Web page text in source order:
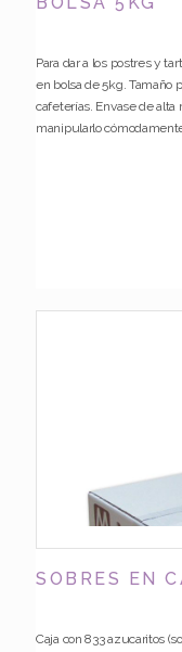
Para dar a los postres y
en bolsa de 5kg. Tamaño
cafeterías. Envase de alta
manipularlo
SOBRES EN
Caja con 833 azucaritos